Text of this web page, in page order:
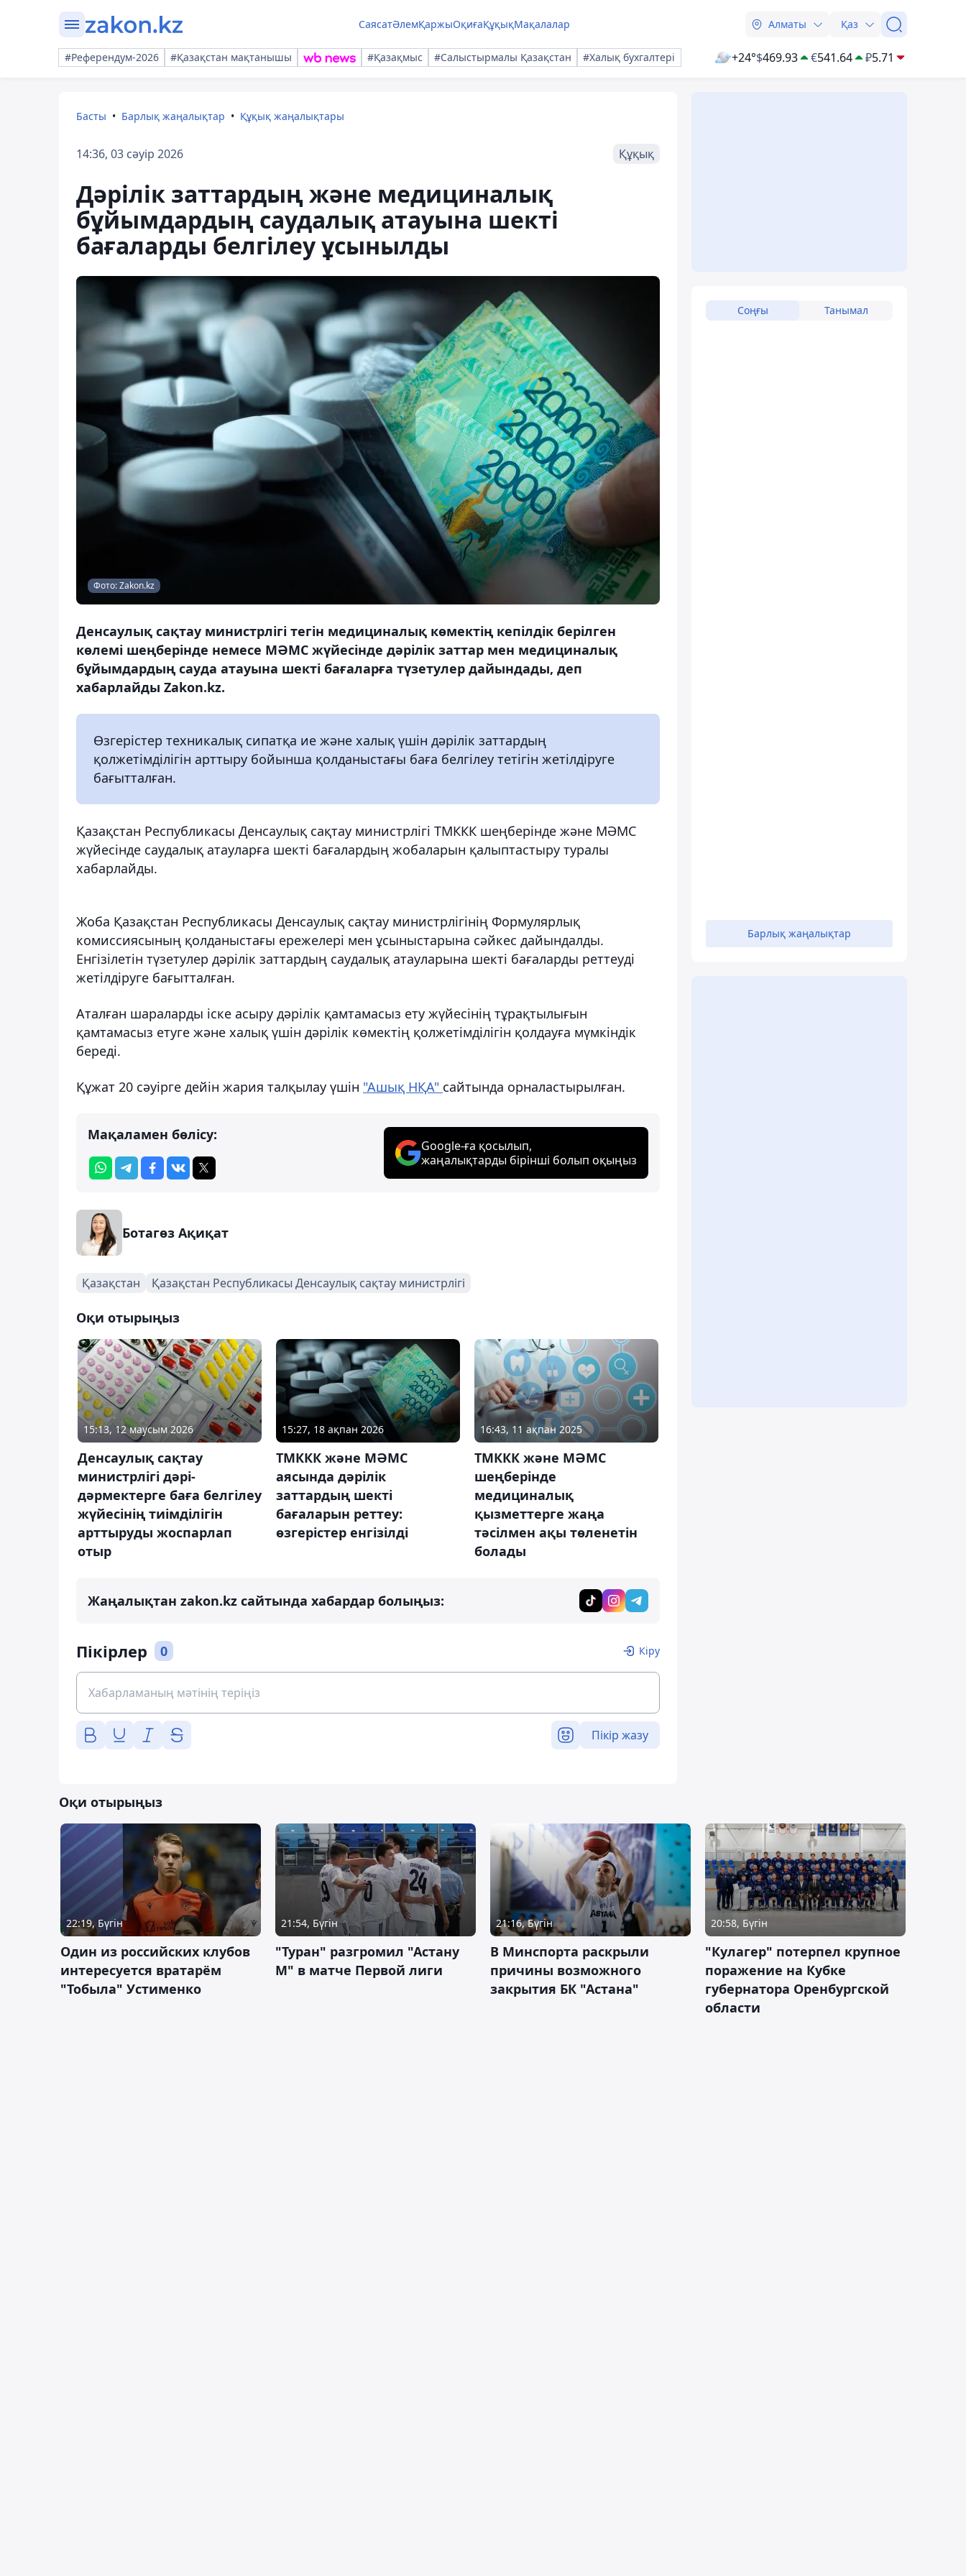
СаясатӘлемҚаржыОқиғаҚұқықМақалалар Алматы Қаз
#Референдум-2026 #Қазақстан мақтанышы #Қазақмыс #Салыстырмалы Қазақстан #Халық бухгалтері +24°$469.93 €541.64 ₽5.71
Басты Барлық жаңалықтар Құқық жаңалықтары
14:36, 03 сәуір 2026 Құқық
Дәрілік заттардың және медициналық
бұйымдардың саудалық атауына шекті
бағаларды белгілеу ұсынылды
Фото: Zakon.kz
Денсаулық сақтау министрлігі тегін медициналық көмектің кепілдік берілген
көлемі шеңберінде немесе МӘМС жүйесінде дәрілік заттар мен медициналық
бұйымдардың сауда атауына шекті бағаларға түзетулер дайындады, деп
хабарлайды Zakon.kz.
Өзгерістер техникалық сипатқа ие және халық үшін дәрілік заттардың
қолжетімділігін арттыру бойынша қолданыстағы баға белгілеу тетігін жетілдіруге
бағытталған.
Қазақстан Республикасы Денсаулық сақтау министрлігі ТМККК шеңберінде және МӘМС
жүйесінде саудалық атауларға шекті бағалардың жобаларын қалыптастыру туралы
хабарлайды.
Жоба Қазақстан Республикасы Денсаулық сақтау министрлігінің Формулярлық
комиссиясының қолданыстағы ережелері мен ұсыныстарына сәйкес дайындалды.
Енгізілетін түзетулер дәрілік заттардың саудалық атауларына шекті бағаларды реттеуді
жетілдіруге бағытталған.
Аталған шараларды іске асыру дәрілік қамтамасыз ету жүйесінің тұрақтылығын
қамтамасыз етуге және халық үшін дәрілік көмектің қолжетімділігін қолдауға мүмкіндік
береді.
Құжат 20 сәуірге дейін жария талқылау үшін "Ашық НҚА" сайтында орналастырылған.
Мақаламен бөлісу:
Google-ға қосылып,
жаңалықтарды бірінші болып оқыңыз
Ботагөз Ақиқат
Қазақстан Қазақстан Республикасы Денсаулық сақтау министрлігі
Оқи отырыңыз
15:13, 12 маусым 2026
Денсаулық сақтау
министрлігі дәрі-
дәрмектерге баға белгілеу
жүйесінің тиімділігін
арттыруды жоспарлап
отыр
15:27, 18 ақпан 2026
ТМККК және МӘМС
аясында дәрілік
заттардың шекті
бағаларын реттеу:
өзгерістер енгізілді
16:43, 11 ақпан 2025
ТМККК және МӘМС
шеңберінде
медициналық
қызметтерге жаңа
тәсілмен ақы төленетін
болады
Жаңалықтан zakon.kz сайтында хабардар болыңыз:
Пікірлер 0 Кіру
Пікір жазу
Соңғы Танымал
Барлық жаңалықтар
Оқи отырыңыз
22:19, Бүгін
Один из российских клубов
интересуется вратарём
"Тобыла" Устименко
21:54, Бүгін
"Туран" разгромил "Астану
М" в матче Первой лиги
21:16, Бүгін
В Минспорта раскрыли
причины возможного
закрытия БК "Астана"
20:58, Бүгін
"Кулагер" потерпел крупное
поражение на Кубке
губернатора Оренбургской
области